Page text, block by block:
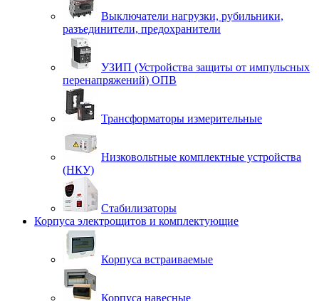
Выключатели нагрузки, рубильники,
разъединители, предохранители
УЗИП (Устройства защиты от импульсных
перенапряжений) ОПВ
Трансформаторы измерительные
Низковольтные комплектные устройства
(НКУ)
Стабилизаторы
Корпуса электрощитов и комплектующие
Корпуса встраиваемые
Корпуса навесные